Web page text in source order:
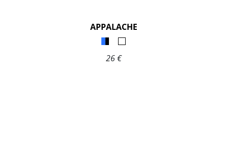
APPALACHE
26 €